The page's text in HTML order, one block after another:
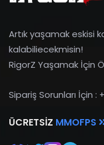
Artık yaşamak eskisi
kalabiliecekmisin!
RigorZ Yaşamak İçin
Sipariş Sorunları İçin :
ÜCRETSIZ MMOFPS